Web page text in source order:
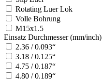
Rotating Luer Lok
Volle Bohrung
M15x1.5
Einsatz Durchmesser (mm/inch)
2.36 / 0.093“
3.18 / 0.125“
4.75 / 0.187“
4.80 / 0.189“